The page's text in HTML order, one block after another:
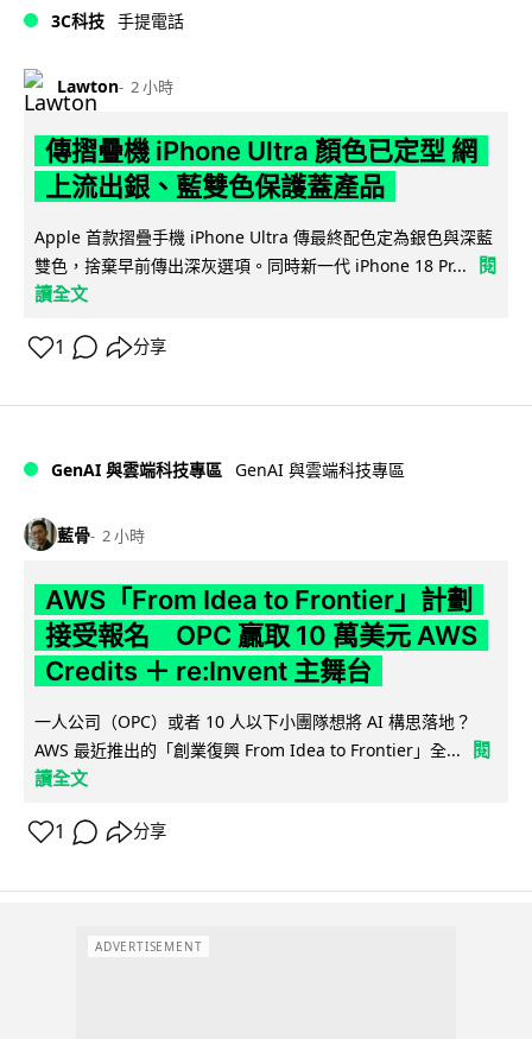
3C科技 手提電話
Lawton 2 小時
傳摺疊機 iPhone Ultra 顏色已定型 網
上流出銀、藍雙色保護蓋產品
Apple 首款摺疊手機 iPhone Ultra 傳最終配色定為銀色與深藍
雙色，捨棄早前傳出深灰選項。同時新一代 iPhone 18 Pr...
閱
讀全文
1 分享
GenAI 與雲端科技專區 GenAI 與雲端科技專區
藍骨 2 小時
AWS「From Idea to Frontier」計劃
接受報名 OPC 贏取 10 萬美元 AWS
Credits ＋ re:Invent 主舞台
一人公司（OPC）或者 10 人以下小團隊想將 AI 構思落地？
AWS 最近推出的「創業復興 From Idea to Frontier」全...
閱
讀全文
1 分享
ADVERTISEMENT